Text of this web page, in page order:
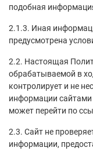
подобная
2.1.3. Иная
предусмотрена
2.2. Настоящая
обрабатываемой в
контролирует и не
информации сайтами
может перейти по
2.3. Сайт не
информации,